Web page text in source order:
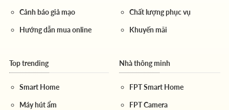
Cảnh báo giả mạo
Hướng dẫn mua online
Chất lượng phục vụ
Khuyến mãi
Top trending
Smart Home
Máy hút ẩm
Nhà thông minh
FPT Smart Home
FPT Camera